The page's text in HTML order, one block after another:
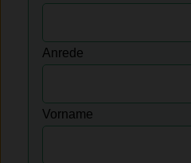
Anrede
Vorname